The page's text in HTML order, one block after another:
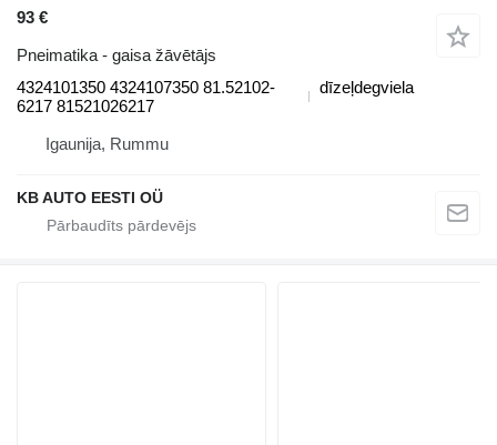
93 €
Pneimatika - gaisa žāvētājs
4324101350 4324107350 81.52102-
6217 81521026217
dīzeļdegviela
Igaunija, Rummu
KB AUTO EESTI OÜ